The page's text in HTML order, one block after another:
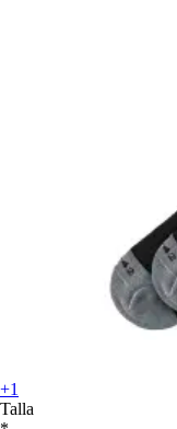
+1
Talla